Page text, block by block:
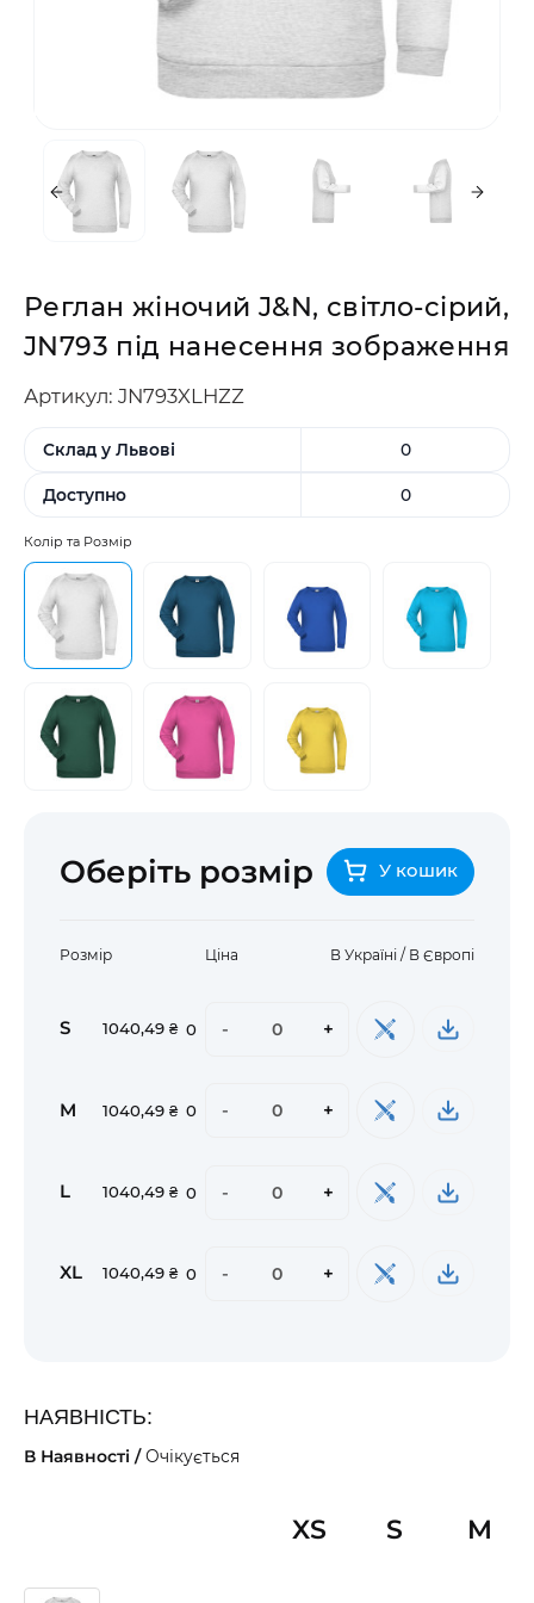
Реглан жіночий J&N, світло-сірий,
JN793 під нанесення зображення
Артикул: JN793XLHZZ
Склад у Львові 0
Доступно 0
Колір та Розмір
Оберіть розмір У кошик
Розмір Ціна В Україні / В Європі
S 1040,49 ₴ 0 - +
M 1040,49 ₴ 0 - +
L 1040,49 ₴ 0 - +
XL 1040,49 ₴ 0 - +
НАЯВНІСТЬ:
В Наявності /Очікується
XS S M